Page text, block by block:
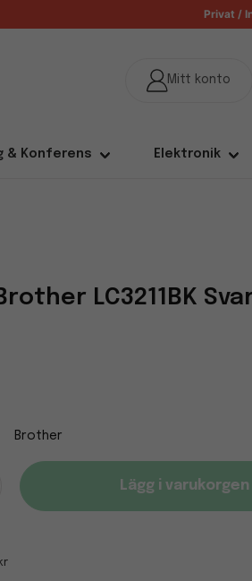
& Konferens Elektronik
LC3211BK
Brother
Lägg i varukorgen